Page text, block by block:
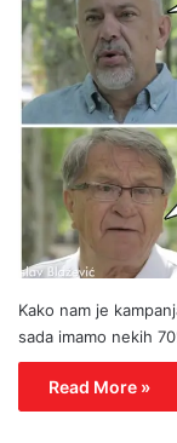
Kako nam je
sada imamo nekih
Read More »